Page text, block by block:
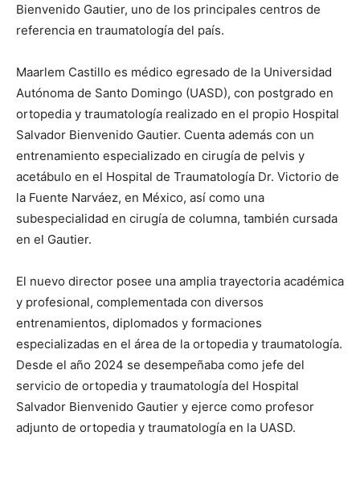
Bienvenido Gautier, uno de los principales centros de
referencia en traumatología del país.
Maarlem Castillo es médico egresado de la Universidad
Autónoma de Santo Domingo (UASD), con postgrado en
ortopedia y traumatología realizado en el propio Hospital
Salvador Bienvenido Gautier. Cuenta además con un
entrenamiento especializado en cirugía de pelvis y
acetábulo en el Hospital de Traumatología Dr. Victorio de
la Fuente Narváez, en México, así como una
subespecialidad en cirugía de columna, también cursada
en el Gautier.
El nuevo director posee una amplia trayectoria académica
y profesional, complementada con diversos
entrenamientos, diplomados y formaciones
especializadas en el área de la ortopedia y traumatología.
Desde el año 2024 se desempeñaba como jefe del
servicio de ortopedia y traumatología del Hospital
Salvador Bienvenido Gautier y ejerce como profesor
adjunto de ortopedia y traumatología en la UASD.